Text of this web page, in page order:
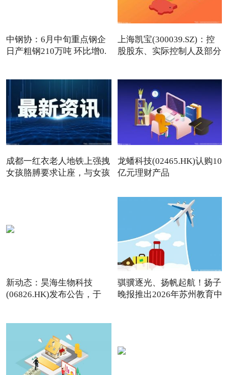
中钢协：6月中旬重点钢企
日产粗钢210万吨 环比增0.
上海凯宝(300039.SZ)：控
股股东、实际控制人及部分
成都一红衣老人地铁上强拽
女孩胳膊要求让座，与女孩
龙蟠科技(02465.HK)认购10
亿元理财产品
新动态：昊海生物科技
(06826.HK)发布公告，于
骐骥逐光、扬帆起航！扬子
晚报推出2026年苏州教育中